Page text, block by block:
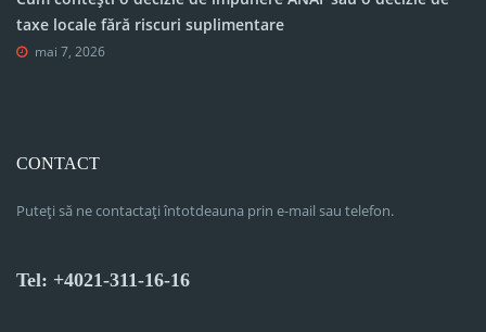
taxe locale fără riscuri suplimentare
mai 7, 2026
CONTACT
Puteți să ne contactați întotdeauna prin e-mail sau telefon.
Tel: +4021-311-16-16